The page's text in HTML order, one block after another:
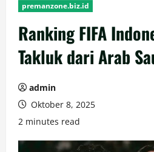
premanzone.biz.id
Ranking FIFA
Takluk dari Arab
admin
Oktober 8, 2025
2 minutes read